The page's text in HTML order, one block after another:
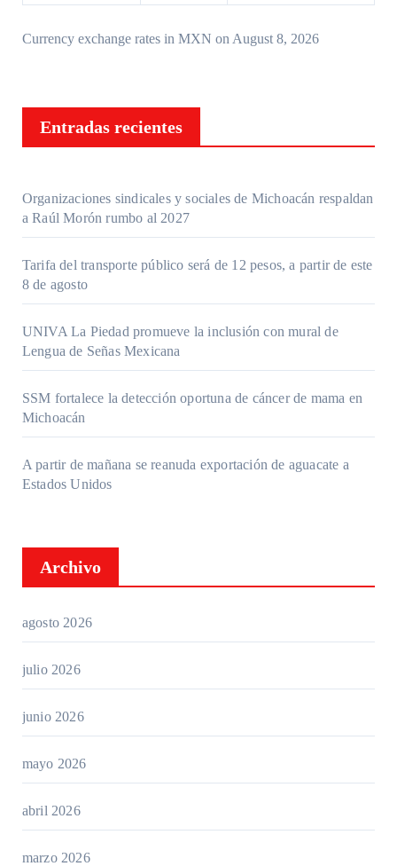
Currency exchange rates in MXN on August 8, 2026
Entradas recientes
Organizaciones sindicales y sociales de Michoacán respaldan
a Raúl Morón rumbo al 2027
Tarifa del transporte público será de 12 pesos, a partir de este
8 de agosto
UNIVA La Piedad promueve la inclusión con mural de
Lengua de Señas Mexicana
SSM fortalece la detección oportuna de cáncer de mama en
Michoacán
A partir de mañana se reanuda exportación de aguacate a
Estados Unidos
Archivo
agosto 2026
julio 2026
junio 2026
mayo 2026
abril 2026
marzo 2026